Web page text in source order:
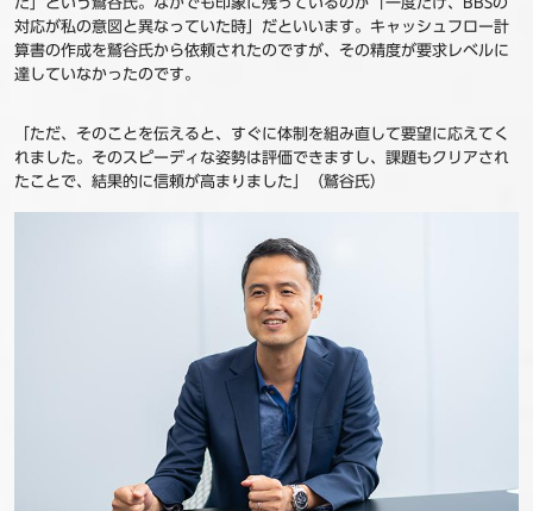
対応が私の意図と異なっていた時」だといいます。キャッシュフロー計
算書の作成を鷲谷氏から依頼されたのですが、その精度が要求レベルに
達していなかったのです。
「ただ、そのことを伝えると、すぐに体制を組み直して要望に応えてく
れました。そのスピーディな姿勢は評価できますし、課題もクリアされ
たことで、結果的に信頼が高まりました」（鷲谷氏）